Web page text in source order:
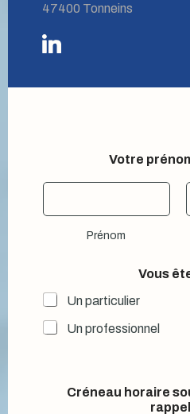
47400 Tonneins
Votre
Prénom
Vous
Un particulier
Un professionnel
Créneau horaire